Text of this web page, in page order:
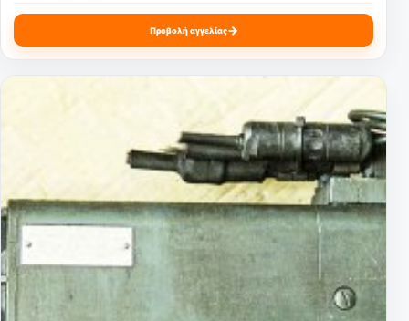
Προβολή αγγελίας→